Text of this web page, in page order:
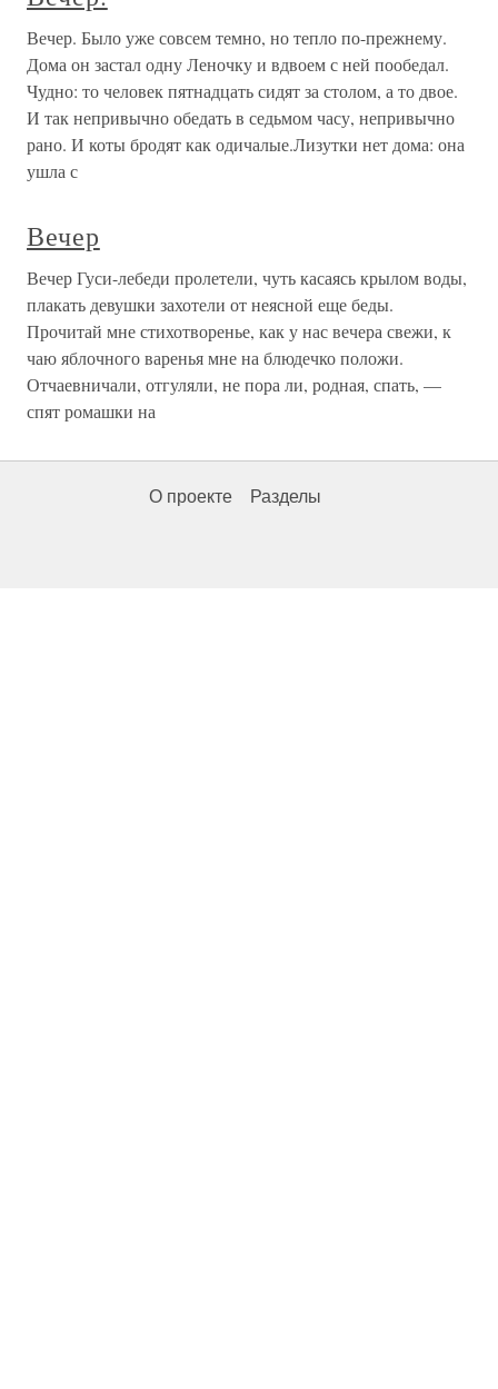
Вечер. Было уже совсем темно, но тепло по-прежнему.
Дома он застал одну Леночку и вдвоем с ней пообедал.
Чудно: то человек пятнадцать сидят за столом, а то двое.
И так непривычно обедать в седьмом часу, непривычно
рано. И коты бродят как одичалые.Лизутки нет дома: она
ушла с
Вечер
Вечер Гуси-лебеди пролетели, чуть касаясь крылом воды,
плакать девушки захотели от неясной еще беды.
Прочитай мне стихотворенье, как у нас вечера свежи, к
чаю яблочного варенья мне на блюдечко положи.
Отчаевничали, отгуляли, не пора ли, родная, спать, —
спят ромашки на
О проекте Разделы